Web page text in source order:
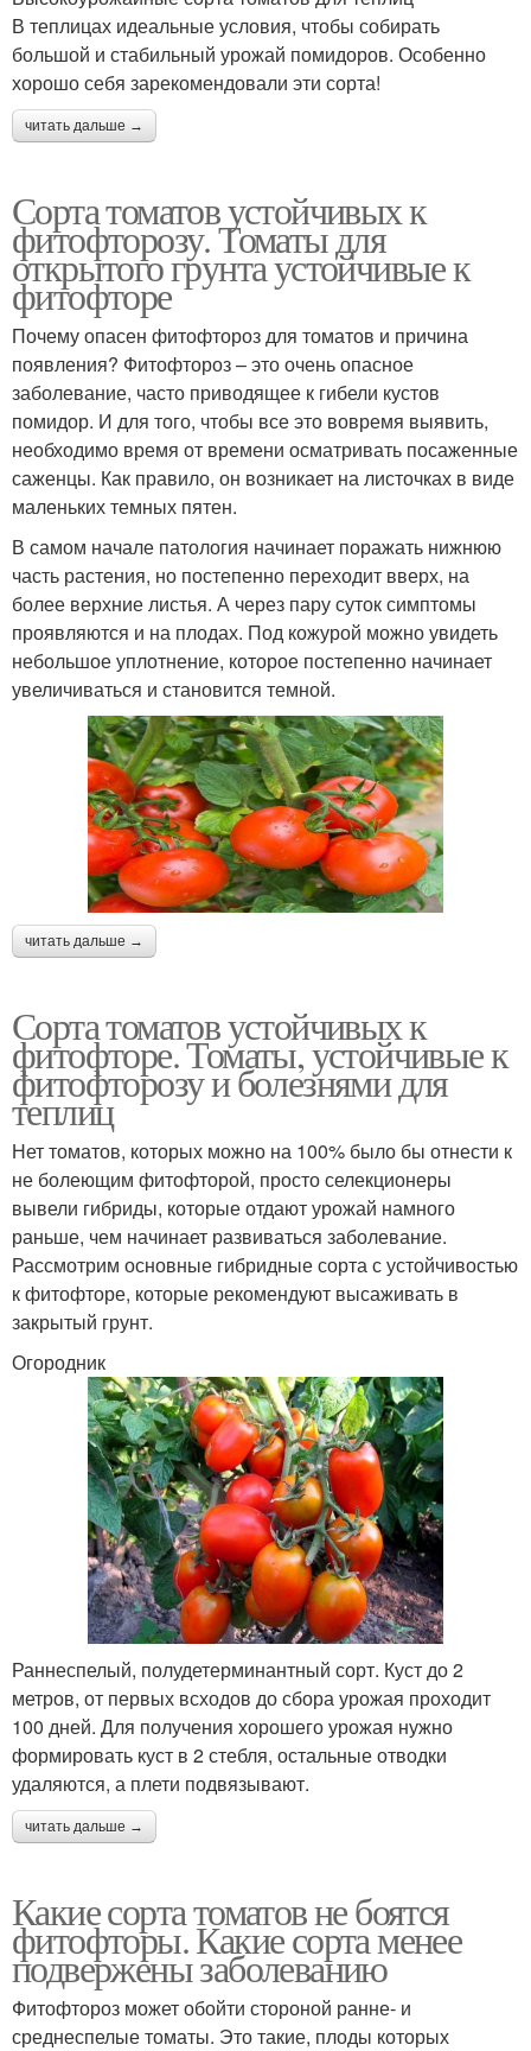
В теплицах идеальные условия, чтобы собирать
большой и стабильный урожай помидоров. Особенно
хорошо себя зарекомендовали эти сорта!
читать дальше →
Сорта томатов устойчивых к
фитофторозу. Томаты для
открытого грунта устойчивые к
фитофторе
Почему опасен фитофтороз для томатов и причина
появления? Фитофтороз – это очень опасное
заболевание, часто приводящее к гибели кустов
помидор. И для того, чтобы все это вовремя выявить,
необходимо время от времени осматривать посаженные
саженцы. Как правило, он возникает на листочках в виде
маленьких темных пятен.
В самом начале патология начинает поражать нижнюю
часть растения, но постепенно переходит вверх, на
более верхние листья. А через пару суток симптомы
проявляются и на плодах. Под кожурой можно увидеть
небольшое уплотнение, которое постепенно начинает
увеличиваться и становится темной.
читать дальше →
Сорта томатов устойчивых к
фитофторе. Томаты, устойчивые к
фитофторозу и болезнями для
теплиц
Нет томатов, которых можно на 100% было бы отнести к
не болеющим фитофторой, просто селекционеры
вывели гибриды, которые отдают урожай намного
раньше, чем начинает развиваться заболевание.
Рассмотрим основные гибридные сорта с устойчивостью
к фитофторе, которые рекомендуют высаживать в
закрытый грунт.
Огородник
Раннеспелый, полудетерминантный сорт. Куст до 2
метров, от первых всходов до сбора урожая проходит
100 дней. Для получения хорошего урожая нужно
формировать куст в 2 стебля, остальные отводки
удаляются, а плети подвязывают.
читать дальше →
Какие сорта томатов не боятся
фитофторы. Какие сорта менее
подвержены заболеванию
Фитофтороз может обойти стороной ранне- и
среднеспелые томаты. Это такие, плоды которых